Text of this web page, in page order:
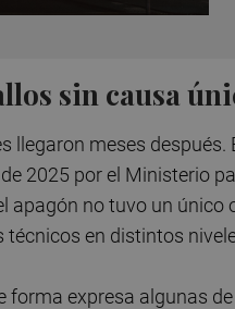
sin causa
llegaron meses
2025 por el Ministerio
apagón no tuvo un único
en distintos
forma expresa algunas